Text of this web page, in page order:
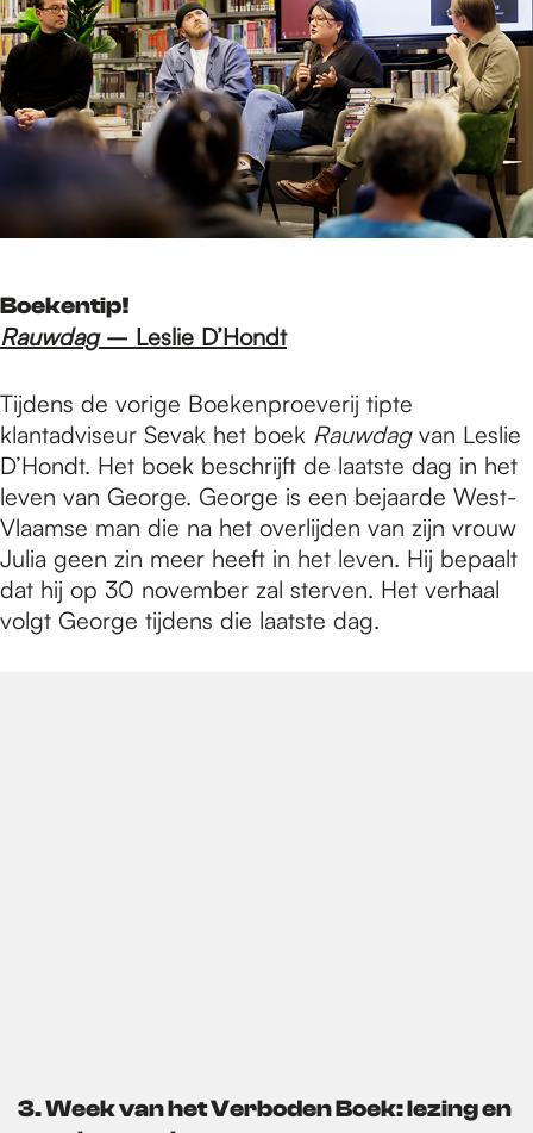
Boekentip!
Rauwdag– Leslie D’Hondt
Tijdens de vorige Boekenproeverij tipte
klantadviseur Sevak het boek Rauwdag van Leslie
D’Hondt. Het boek beschrijft de laatste dag in het
leven van George. George is een bejaarde West-
Vlaamse man die na het overlijden van zijn vrouw
Julia geen zin meer heeft in het leven. Hij bepaalt
dat hij op 30 november zal sterven. Het verhaal
volgt George tijdens die laatste dag.
3. Week van het Verboden Boek: lezing en